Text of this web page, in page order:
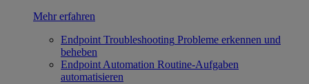
Mehr erfahren
Endpoint Troubleshooting Probleme erkennen und
beheben
Endpoint Automation Routine-Aufgaben
automatisieren